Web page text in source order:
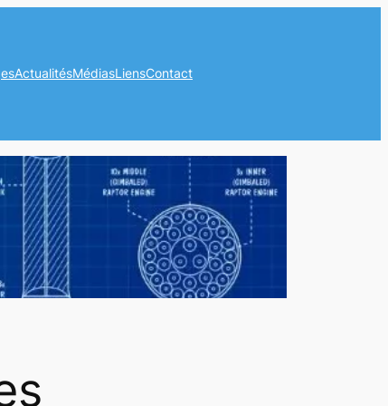
ActualitésMédiasLiensContact